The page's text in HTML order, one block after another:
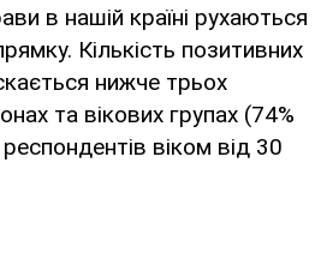
в нашій країні рухаються
Кількість позитивних
нижче трьох
та вікових групах (74%
віком від 30